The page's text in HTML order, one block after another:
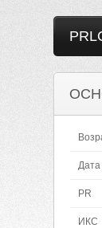
Дата
PR
ИКС